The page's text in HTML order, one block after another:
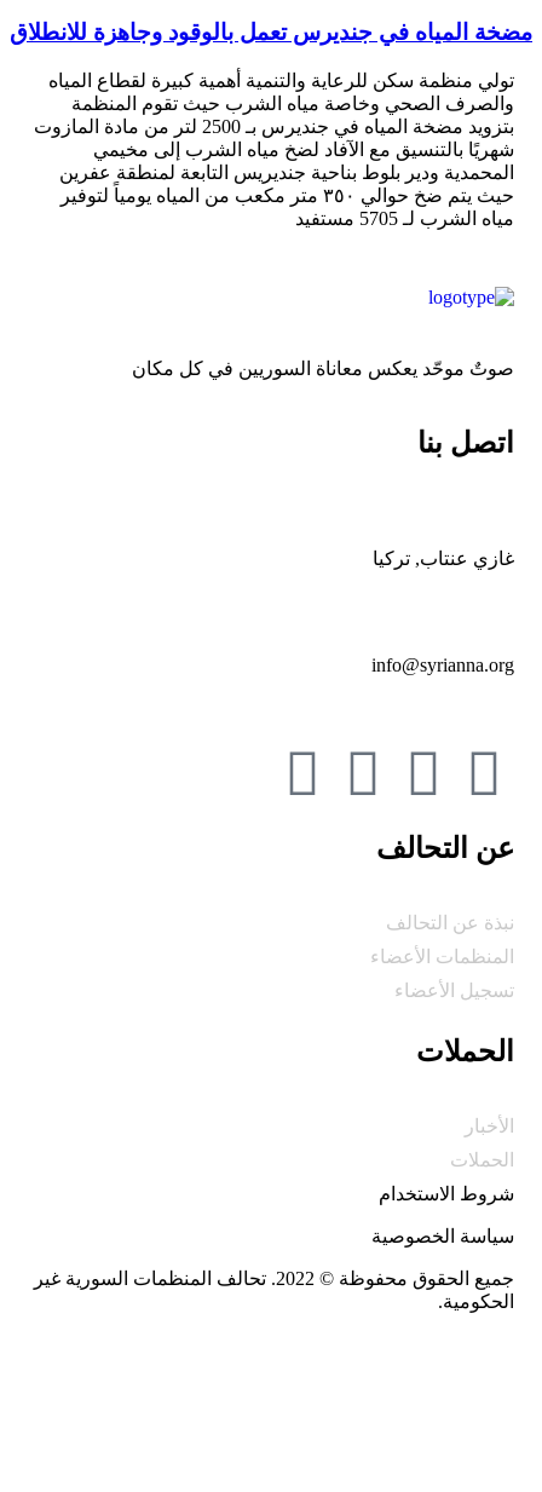
مضخة المياه في جنديرس تعمل بالوقود وجاهزة للانطلاق
تولي منظمة سكن للرعاية والتنمية أهمية كبيرة لقطاع المياه
والصرف الصحي وخاصة مياه الشرب حيث تقوم المنظمة
بتزويد مضخة المياه في جنديرس بـ 2500 لتر من مادة المازوت
شهريًا بالتنسيق مع الآفاد لضخ مياه الشرب إلى مخيمي
المحمدية ودير بلوط بناحية جنديريس التابعة لمنطقة عفرين
حيث يتم ضخ حوالي ٣٥٠ متر مكعب من المياه يومياً لتوفير
مياه الشرب لـ 5705 مستفيد
صوتٌ موحّد يعكس معاناة السوريين في كل مكان
اتصل بنا
غازي عنتاب, تركيا
info@syrianna.org
عن التحالف
نبذة عن التحالف
المنظمات الأعضاء
تسجيل الأعضاء
الحملات
الأخبار
الحملات
شروط الاستخدام
سياسة الخصوصية
جميع الحقوق محفوظة © 2022. تحالف المنظمات السورية غير
الحكومية.